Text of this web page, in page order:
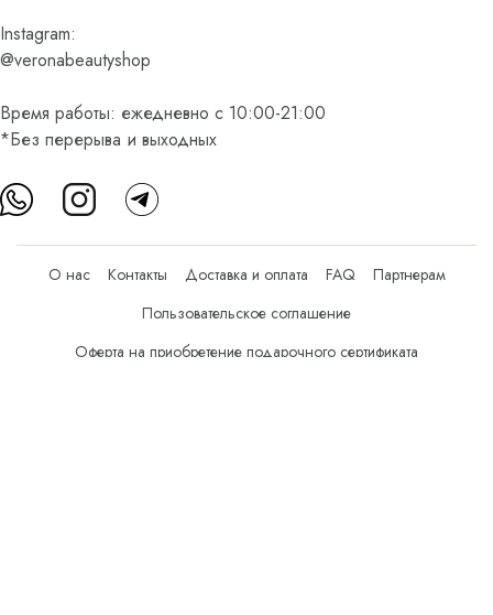
Instagram:
@veronabeautyshop
Время работы: ежедневно с 10:00-21:00
*Без перерыва и выходных
О нас Контакты Доставка и оплата FAQ
Партнерам
Пользовательское соглашение
Оферта на приобретение подарочного сертификата